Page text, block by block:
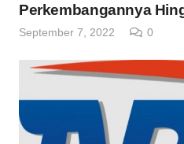
Perkembangannya
September 7, 2022 0